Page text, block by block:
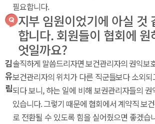
필요합니다.
지부 임원이었기에 아실 것
합니다. 회원들이 협회에
엇일까요?
김
유
림
솔직하게 말씀드리자면 보건관리자의 권익보
보건관리자의 위치가 다른 직군들보다 소외
되다 보니, 하는 일에 비해 보권관리자들의
있습니다. 그렇기 때문에 협회에서 계약직 보
로 전환될 수 있도록 힘을 실어줬으면 좋겠습